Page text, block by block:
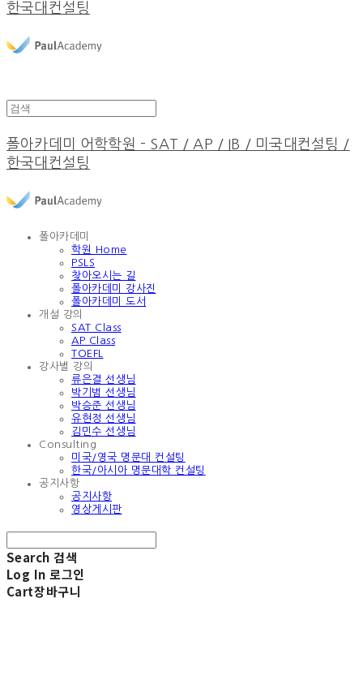
한국대컨설팅
폴아카데미 어학학원 - SAT / AP / IB / 미국대컨설팅 /
한국대컨설팅
폴아카데미
학원 Home
PSLS
찾아오시는 길
폴아카데미 강사진
폴아카데미 도서
개설 강의
SAT Class
AP Class
TOEFL
강사별 강의
류은결 선생님
박기범 선생님
박승준 선생님
유현정 선생님
김민수 선생님
Consulting
미국/영국 명문대 컨설팅
한국/아시아 명문대학 컨설팅
공지사항
공지사항
영상게시판
Search 검색
Log In 로그인
Cart장바구니